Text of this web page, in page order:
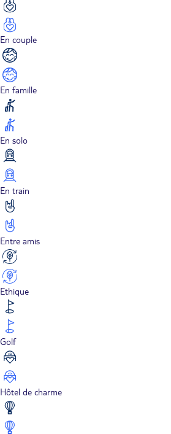
En couple
En famille
En solo
En train
Entre amis
Ethique
Golf
Hôtel de charme